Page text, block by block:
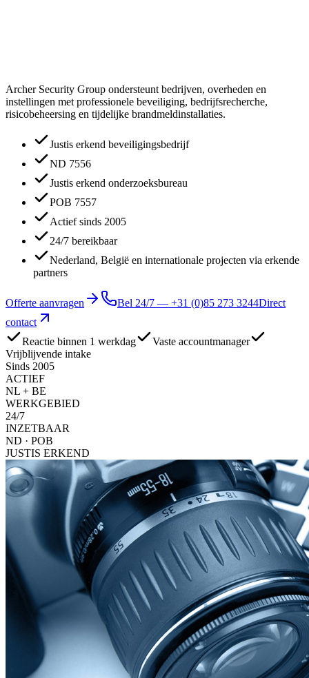
Archer Security Group ondersteunt bedrijven, overheden en
instellingen met professionele beveiliging, bedrijfsrecherche,
risicobeheersing en tijdelijke brandmeldinstallaties.
Justis erkend beveiligingsbedrijf
ND 7556
Justis erkend onderzoeksbureau
POB 7557
Actief sinds 2005
24/7 bereikbaar
Nederland, België en internationale projecten via erkende
partners
Offerte aanvragen Bel 24/7 — +31 (0)85 273 3244Direct
contact
Reactie binnen 1 werkdag
Vaste accountmanager
Vrijblijvende intake
Sinds 2005
ACTIEF
NL + BE
WERKGEBIED
24/7
INZETBAAR
ND · POB
JUSTIS ERKEND